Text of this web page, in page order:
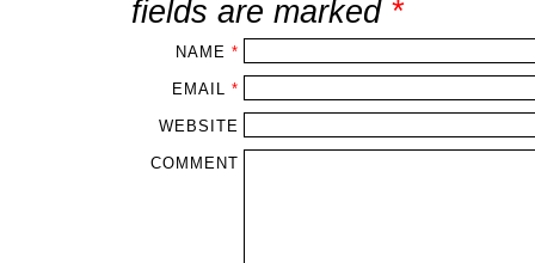
fields are marked *
NAME *
EMAIL *
WEBSITE
COMMENT